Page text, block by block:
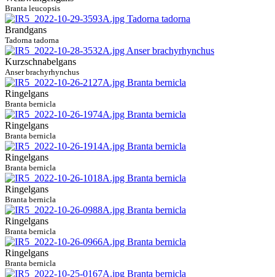
Branta leucopsis
Brandgans
Tadorna tadorna
Kurzschnabelgans
Anser brachyrhynchus
Ringelgans
Branta bernicla
Ringelgans
Branta bernicla
Ringelgans
Branta bernicla
Ringelgans
Branta bernicla
Ringelgans
Branta bernicla
Ringelgans
Branta bernicla